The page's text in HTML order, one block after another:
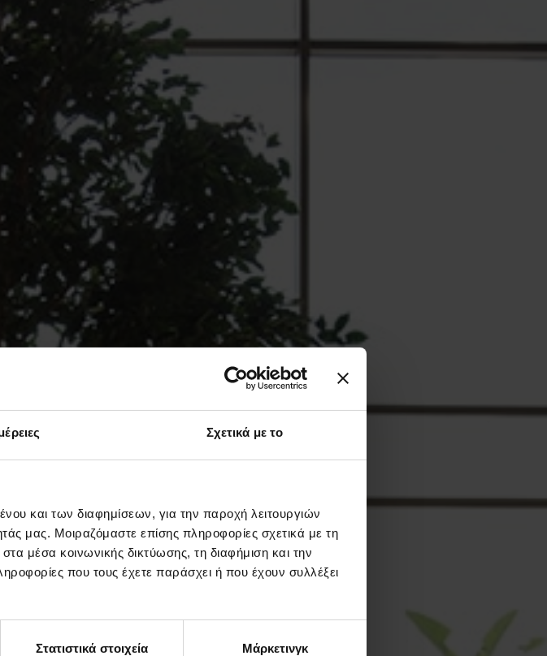
Σχετικά με το
και των διαφημίσεων, για την παροχή λειτουργιών
μας. Μοιραζόμαστε επίσης πληροφορίες σχετικά με τη
μέσα κοινωνικής δικτύωσης, τη διαφήμιση και την
που τους έχετε παράσχει ή που έχουν συλλέξει
Στατιστικά στοιχεία Μάρκετινγκ